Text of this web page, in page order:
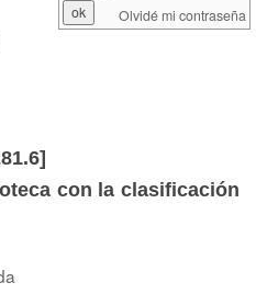
con la clasificación
Olvidé mi contraseña